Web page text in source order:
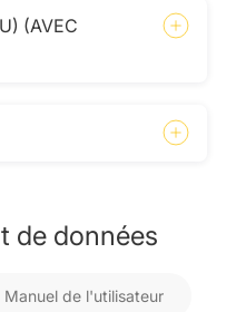
(AVEC
de données
Manuel de l'utilisateur